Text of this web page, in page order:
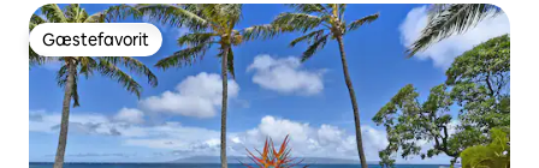
Gæstefavorit
Gæstefavorit